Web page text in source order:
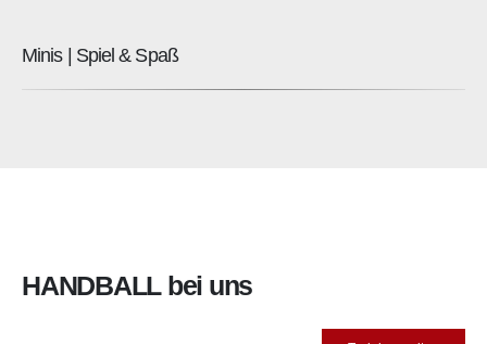
Minis | Spiel & Spaß
HANDBALLbei uns